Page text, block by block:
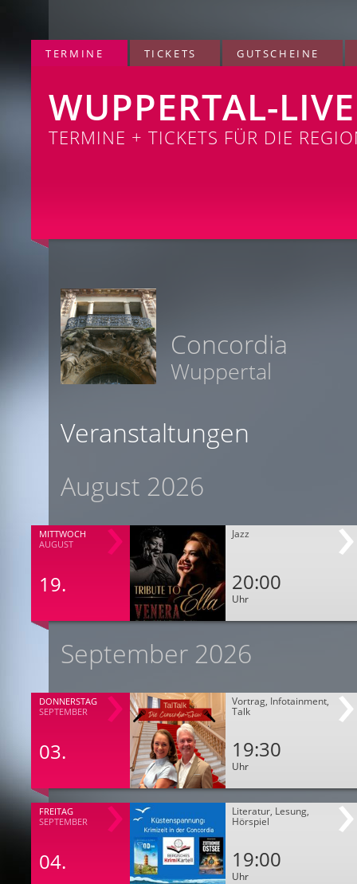
TERMINE TICKETS GUTSCHEINE
WUPPERTAL-LIVE
TERMINE + TICKETS FÜR DIE
Concordia
Wuppertal
Veranstaltungen
August 2026
MITTWOCH
AUGUST
19.
Jazz
20:00
Uhr
September 2026
DONNERSTAG
SEPTEMBER
03.
Vortrag, Infotainment,
Talk
19:30
Uhr
FREITAG
SEPTEMBER
04.
Literatur, Lesung,
Hörspiel
19:00
Uhr